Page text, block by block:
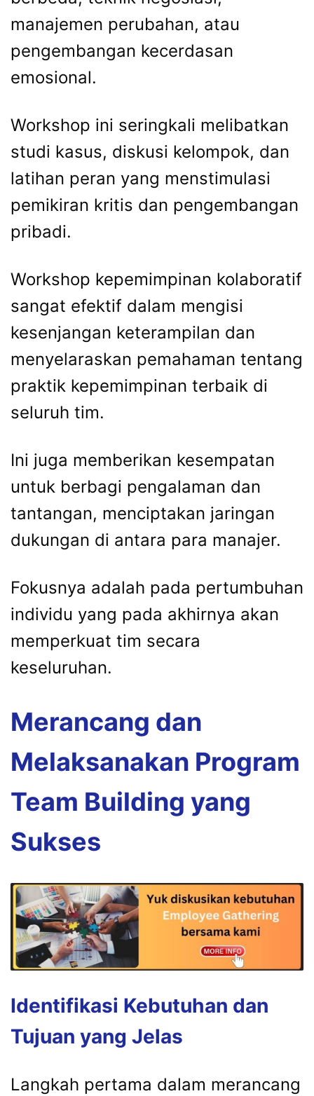
manajemen perubahan, atau
pengembangan kecerdasan
emosional.
Workshop ini seringkali melibatkan
studi kasus, diskusi kelompok, dan
latihan peran yang menstimulasi
pemikiran kritis dan pengembangan
pribadi.
Workshop kepemimpinan kolaboratif
sangat efektif dalam mengisi
kesenjangan keterampilan dan
menyelaraskan pemahaman tentang
praktik kepemimpinan terbaik di
seluruh tim.
Ini juga memberikan kesempatan
untuk berbagi pengalaman dan
tantangan, menciptakan jaringan
dukungan di antara para manajer.
Fokusnya adalah pada pertumbuhan
individu yang pada akhirnya akan
memperkuat tim secara
keseluruhan.
Merancang dan
Melaksanakan Program
Team Building yang
Sukses
Identifikasi Kebutuhan dan
Tujuan yang Jelas
Langkah pertama dalam merancang